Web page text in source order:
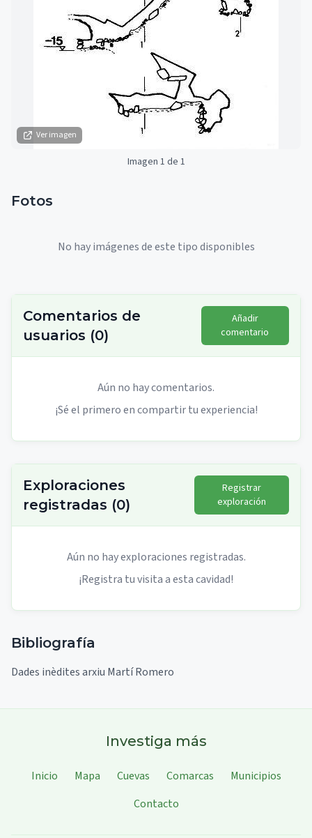
Ver imagen
Imagen 1 de 1
Fotos
No hay imágenes de este tipo disponibles
Comentarios de
usuarios (0)
Añadir
comentario
Aún no hay comentarios.
¡Sé el primero en compartir tu experiencia!
Exploraciones
registradas (0)
Registrar
exploración
Aún no hay exploraciones registradas.
¡Registra tu visita a esta cavidad!
Bibliografía
Dades inèdites arxiu Martí Romero
Investiga más
Inicio Mapa Cuevas Comarcas
Municipios
Contacto